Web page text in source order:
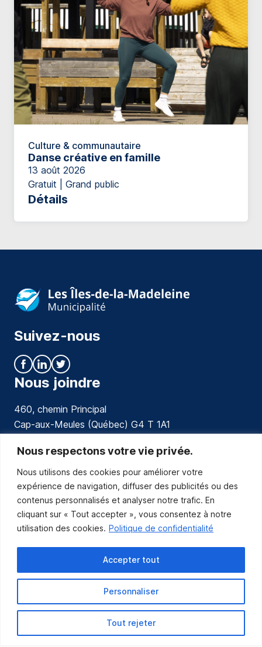
Nous respectons votre vie privée.
Nous utilisons des cookies pour améliorer votre
expérience de navigation, diffuser des publicités ou des
contenus personnalisés et analyser notre trafic. En
cliquant sur « Tout accepter », vous consentez à notre
utilisation des cookies. Politique de confidentialité
Personnaliser
Tout rejeter
Accepter tout
Culture & communautaire
Danse créative en famille
13 août 2026
Gratuit | Grand public
Détails
Suivez-nous
Nous joindre
460, chemin Principal
Cap-aux-Meules (Québec) G4 T 1A1
communications@muniles.ca
418 986-3100
Composez le 1 en tout temps pour toutes urgences.
Abonnez-vous
Abonnez-vous pour recevoir les nouvelles
de la Municipalité par courriel.